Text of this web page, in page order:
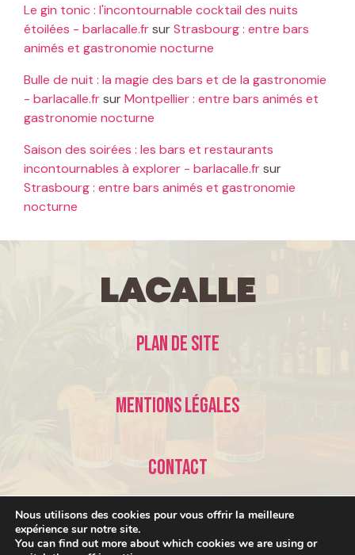
Le gin tonic : l'incontournable cocktail des nuits
étoilées - barlacalle.frsurStrasbourg : entre bars
animés et gastronomie nocturne
Bulle de nuit : la magie des bars et de la gastronomie
- barlacalle.frsurMontpellier : entre bars animés et
gastronomie nocturne
Saison des soirées : les bars et restaurants
incontournables à explorer - barlacalle.frsur
Strasbourg : entre bars animés et gastronomie
nocturne
LaCalle
Plan de site
Mentions légales
Contact
Nous utilisons des cookies pour vous offrir la meilleure
expérience sur notre site.
You can find out more about which cookies we are using or